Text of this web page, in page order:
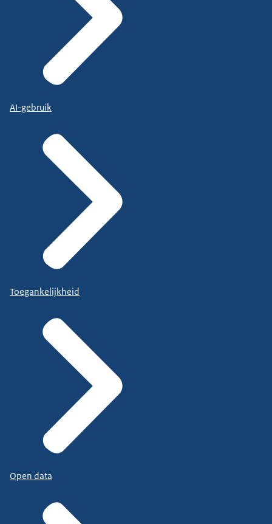
AI-gebruik
Toegankelijkheid
Open data